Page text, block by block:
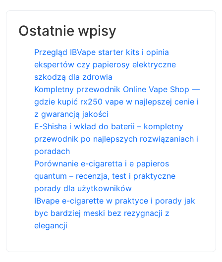
Ostatnie wpisy
Przegląd IBVape starter kits i opinia
ekspertów czy papierosy elektryczne
szkodzą dla zdrowia
Kompletny przewodnik Online Vape Shop —
gdzie kupić rx250 vape w najlepszej cenie i
z gwarancją jakości
E-Shisha i wkład do baterii – kompletny
przewodnik po najlepszych rozwiązaniach i
poradach
Porównanie e-cigaretta i e papieros
quantum – recenzja, test i praktyczne
porady dla użytkowników
IBvape e-cigarette w praktyce i porady jak
byc bardziej meski bez rezygnacji z
elegancji